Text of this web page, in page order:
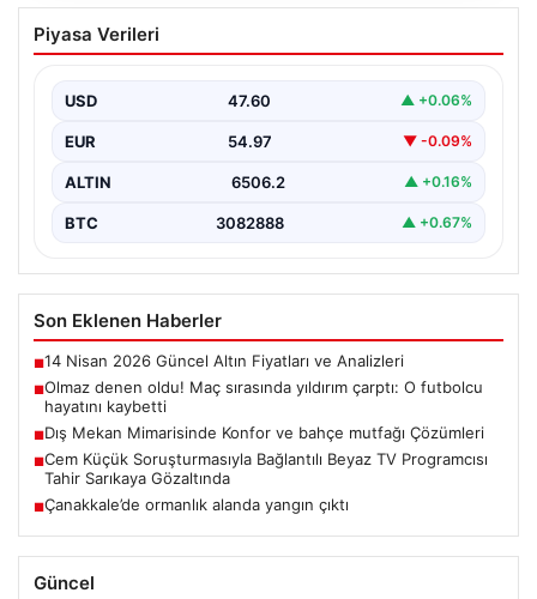
Olmaz denen oldu! Maç sırasında
yıldırım çarptı: O futbolcu hayatını
Piyasa Verileri
USD 47.60 ▲ +0.06%
EUR 54.97 ▼ -0.09%
ALTIN 6506.2 ▲ +0.16%
BTC 3082888 ▲ +0.67%
Son Eklenen Haberler
■14 Nisan 2026 Güncel Altın Fiyatları ve Analizleri
■Olmaz denen oldu! Maç sırasında yıldırım çarptı: O futbolcu
hayatını kaybetti
■Dış Mekan Mimarisinde Konfor ve bahçe mutfağı Çözümleri
■Cem Küçük Soruşturmasıyla Bağlantılı Beyaz TV Programcısı
Tahir Sarıkaya Gözaltında
■Çanakkale’de ormanlık alanda yangın çıktı
Güncel